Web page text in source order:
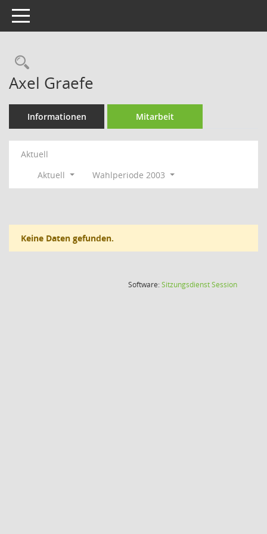
Toggle navigation
Rechercheauswahl
Axel Graefe
Informationen Mitarbeit
Aktuell
Aktuell
Wahlperiode 2003
Keine Daten gefunden.
Software:SitzungsdienstSession(Wird in